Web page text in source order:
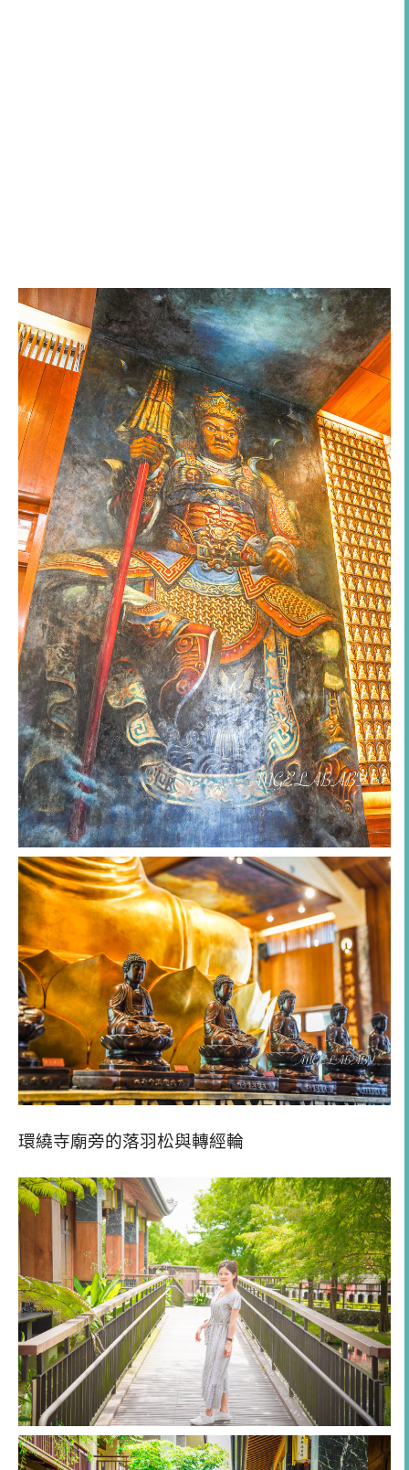
環繞寺廟旁的落羽松與轉經輪